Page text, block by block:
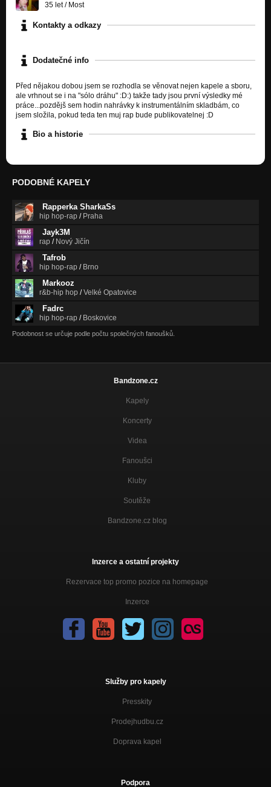
Nezařazeno
Nezařazeno
Instrumental
Nezařazeno
Instrumental 2
35 let/ Most
Kontakty a odkazy
Dodatečné info
Před nějakou dobou jsem se rozhodla se věnovat nejen kapele a sboru,
ale vrhnout se i na "sólo dráhu" :D:) takže tady jsou první výsledky mé
práce...pozdějš sem hodin nahrávky k instrumentálním skladbám, co
jsem složila, pokud teda ten muj rap bude publikovatelnej :D
Bio a historie
PODOBNÉ KAPELY
Rapperka SharkaSs
hip hop-rap / Praha
Jayk3M
rap / Nový Jičín
Tafrob
hip hop-rap / Brno
Markooz
r&b-hip hop /Velké Opatovice
Fadrc
hip hop-rap / Boskovice
Podobnost se určuje podle počtu společných fanoušků.
Bandzone.cz
Kapely
Koncerty
Videa
Fanoušci
Kluby
Soutěže
Bandzone.cz blog
Inzerce a ostatní projekty
Rezervace top promo pozice na homepage
Inzerce
Služby pro kapely
Presskity
Prodejhudbu.cz
Doprava kapel
Podpora